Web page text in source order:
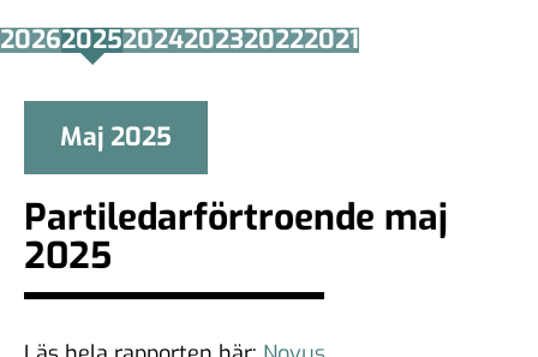
202620252024202320222021
Maj 2025
Partiledarförtroende maj
2025